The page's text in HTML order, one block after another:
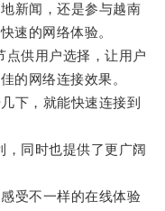
新闻，还是参与越南
速的网络体验。
供用户选择，让用户
的网络连接效果。
，就能快速连接到
同时也提供了更广阔
受不一样的在线体验